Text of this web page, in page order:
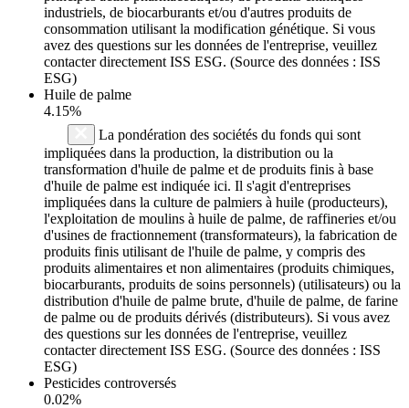
industriels, de biocarburants et/ou d'autres produits de
consommation utilisant la modification génétique. Si vous
avez des questions sur les données de l'entreprise, veuillez
contacter directement ISS ESG. (Source des données : ISS
ESG)
Huile de palme
4.15%
La pondération des sociétés du fonds qui sont
impliquées dans la production, la distribution ou la
transformation d'huile de palme et de produits finis à base
d'huile de palme est indiquée ici. Il s'agit d'entreprises
impliquées dans la culture de palmiers à huile (producteurs),
l'exploitation de moulins à huile de palme, de raffineries et/ou
d'usines de fractionnement (transformateurs), la fabrication de
produits finis utilisant de l'huile de palme, y compris des
produits alimentaires et non alimentaires (produits chimiques,
biocarburants, produits de soins personnels) (utilisateurs) ou la
distribution d'huile de palme brute, d'huile de palme, de farine
de palme ou de produits dérivés (distributeurs). Si vous avez
des questions sur les données de l'entreprise, veuillez
contacter directement ISS ESG. (Source des données : ISS
ESG)
Pesticides controversés
0.02%